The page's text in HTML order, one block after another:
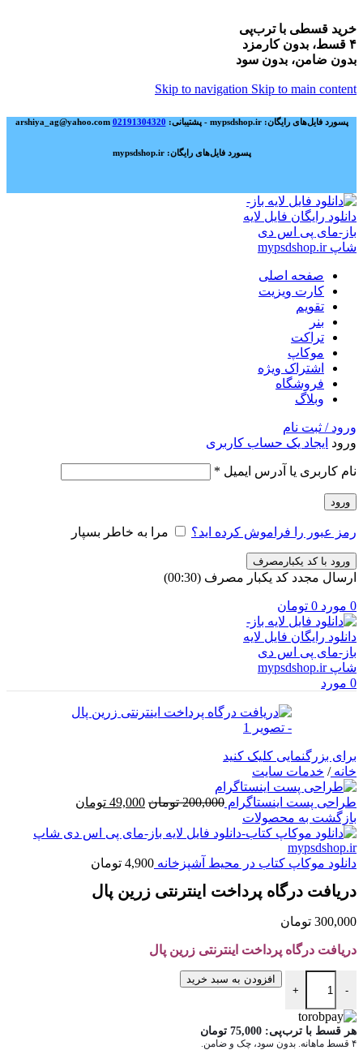
خرید قسطی با ترب‌پی
۴ قسط، بدون کارمزد
بدون ضامن، بدون سود
Skip to navigation Skip to main content
پسورد فایل‌های رایگان: mypsdshop.ir - پشتیبانی: arshiya_ag@yahoo.com 02191304320
پسورد فایل‌های رایگان: mypsdshop.ir
صفحه اصلی
کارت ویزیت
تقویم
بنر
تراکت
موکاپ
اشتراک ویژه
فروشگاه
وبلاگ
ورود / ثبت نام
ورود ایجاد یک حساب کاربری
نام کاربری یا آدرس ایمیل *
ورود
رمز عبور را فراموش کرده اید؟ مرا به خاطر بسپار
ورود با کد یکبارمصرف
ارسال مجدد کد یکبار مصرف (00:
30
)
0 مورد 0 تومان
0 مورد
برای بزرگنمایی کلیک کنید
خانه/ خدمات سایت
طراحی پست اینستاگرام 200,000 تومان قیمت
200,000 تومان
49,000 تومان
49,000 تومان
بازگشت به محصولات
دانلود موکاپ کتاب در محیط آشپزخانه 4,900 تومان
دریافت درگاه پرداخت اینترنتی زرین پال
300,000 تومان
دریافت درگاه پرداخت اینترنتی زرین پال
-
دریافت درگاه پرداخت اینترنتی زرین پال عدد
+
افزودن به سبد خرید
هر قسط با ترب‌پی: 75,000 تومان
۴ قسط ماهانه. بدون سود، چک و ضامن.